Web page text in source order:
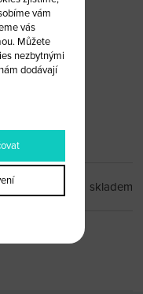
skladem
vám
vás
Můžete
nezbytnými
dodávají